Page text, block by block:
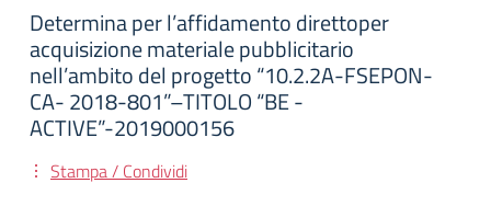
Determina per l’affidamento direttoper
acquisizione materiale pubblicitario
nell’ambito del progetto “10.2.2A-FSEPON-
CA- 2018-801”–TITOLO “BE -
ACTIVE”-2019000156
Stampa / Condividi